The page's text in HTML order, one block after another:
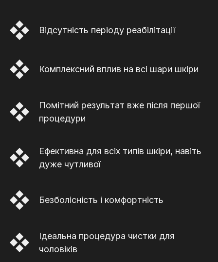
Відсутність періоду реабілітації
Комплексний вплив на всі шари шкіри
Помітний результат вже після першої
процедури
Ефективна для всіх типів шкіри, навіть
дуже чутливої
Безболісність і комфортність
Ідеальна процедура чистки для
чоловіків